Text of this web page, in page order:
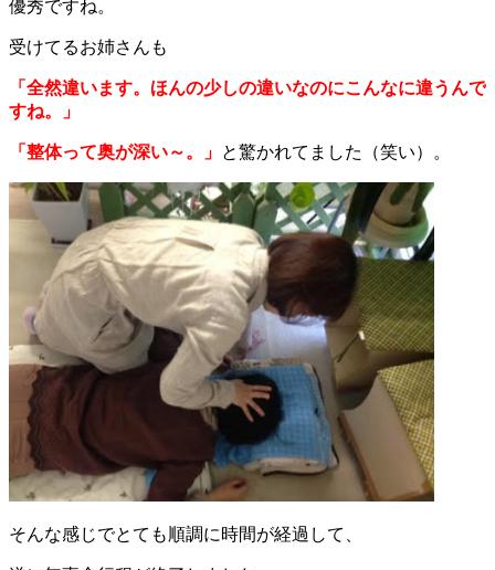
優秀ですね。
受けてるお姉さんも
「全然違います。ほんの少しの違いなのにこんなに違うんで
すね。」
「整体って奥が深い～。」 と驚かれてました（笑い）。
そんな感じでとても順調に時間が経過して、